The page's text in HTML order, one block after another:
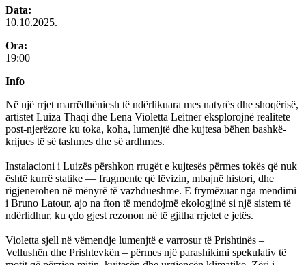
Data:
10.10.2025.
Ora:
19:00
Info
Në një rrjet marrëdhëniesh të ndërlikuara mes natyrës dhe shoqërisë,
artistet Luiza Thaqi dhe Lena Violetta Leitner eksplorojnë realitete
post-njerëzore ku toka, koha, lumenjtë dhe kujtesa bëhen bashkë-
krijues të së tashmes dhe së ardhmes.
Instalacioni i Luizës përshkon rrugët e kujtesës përmes tokës që nuk
është kurrë statike — fragmente që lëvizin, mbajnë histori, dhe
rigjenerohen në mënyrë të vazhdueshme. E frymëzuar nga mendimi
i Bruno Latour, ajo na fton të mendojmë ekologjinë si një sistem të
ndërlidhur, ku çdo gjest rezonon në të gjitha rrjetet e jetës.
Violetta sjell në vëmendje lumenjtë e varrosur të Prishtinës –
Vellushën dhe Prishtevkën – përmes një parashikimi spekulativ të